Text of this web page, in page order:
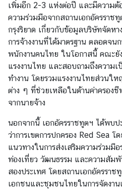
ก
ร
ม
ก
า
ร
ก
ง
สุ
ล
ธุ
ร
กิ
จ
เพิ่มอีก 2-3 แห่งต่อปี และมีความต้
ความร่วมมือจากสถานเอกอัครราช
กรุงริยาด เกี่ยวกับข้อมูลบริษัทจัดห
การจ้างงานที่ได้มาตรฐาน ตลอดจ
พนักงานคนไทย ในโอกาสนี้ คณะยั
แรงงานไทย และสอบถามถึงความ
ทำงาน โดยรวมแรงงานไทยส่วนใ
ต่าง ๆ ที่ช่วยเหลือในด้านค่าครอง
จากนายจ้าง
นอกจากนี้ เอกอัครราชทูตฯ ได้พบ
ว่าการเขตการปกครอง Red Sea โ
แนวทางในการส่งเสริมความร่วมมื
ท่องเที่ยว วัฒนธรรม และความสัม
สองประเทศ โดยสถานเอกอัครรา
เอกชนและชุมชนไทยในการจัดงาน